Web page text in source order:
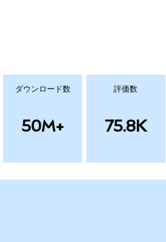
ダウンロード数
50M+
評価数
75.8K